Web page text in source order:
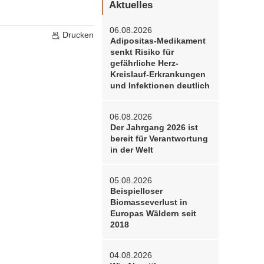
Drucken
Aktuelles
06.08.2026
Adipositas-Medikament
senkt Risiko für
gefährliche Herz-
Kreislauf-Erkrankungen
und Infektionen deutlich
06.08.2026
Der Jahrgang 2026 ist
bereit für Verantwortung
in der Welt
05.08.2026
Beispielloser
Biomasseverlust in
Europas Wäldern seit
2018
04.08.2026